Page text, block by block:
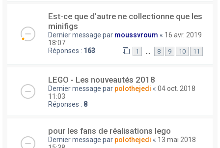
Est-ce que d'autre ne collectionne que les
minifigs
Dernier message par moussvroum « 16 avr. 2019
18:07
Réponses : 163 1 8 9 10 11
LEGO - Les nouveautés 2018
Dernier message par polothejedi « 04 oct. 2018
11:03
Réponses : 8
pour les fans de réalisations lego
Dernier message par polothejedi « 13 mai 2018